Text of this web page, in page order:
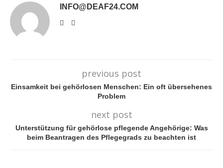
INFO@DEAF24.COM
previous post
Einsamkeit bei gehörlosen Menschen: Ein oft übersehenes
Problem
next post
Unterstützung für gehörlose pflegende Angehörige: Was
beim Beantragen des Pflegegrads zu beachten ist